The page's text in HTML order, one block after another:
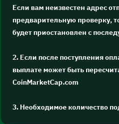
Если вам неизвестен адрес
предварительную проверку,
будет приостановлен с
2. Если после поступления
выплате может быть
CoinMarketCap.com
3. Необходимое количество